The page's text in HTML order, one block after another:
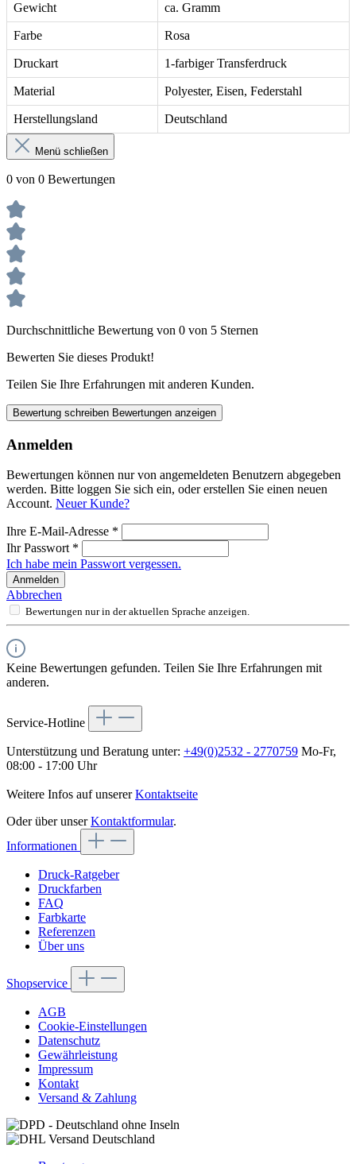
Gewicht ca. Gramm
Farbe Rosa
Druckart 1-farbiger Transferdruck
Material Polyester, Eisen, Federstahl
Herstellungsland Deutschland
Menü schließen
0 von 0 Bewertungen
Durchschnittliche Bewertung von 0 von 5 Sternen
Bewerten Sie dieses Produkt!
Teilen Sie Ihre Erfahrungen mit anderen Kunden.
Bewertung schreiben Bewertungen anzeigen
Anmelden
Bewertungen können nur von angemeldeten Benutzern abgegeben
werden. Bitte loggen Sie sich ein, oder erstellen Sie einen neuen
Account. Neuer Kunde?
Ihre E-Mail-Adresse *
Ihr Passwort *
Ich habe mein Passwort vergessen.
Anmelden
Abbrechen
Bewertungen nur in der aktuellen Sprache anzeigen.
Keine Bewertungen gefunden. Teilen Sie Ihre Erfahrungen mit
anderen.
Service-Hotline
Unterstützung und Beratung unter: +49(0)2532 - 2770759 Mo-Fr,
08:00 - 17:00 Uhr
Weitere Infos auf unsererKontaktseite
Oder über unserKontaktformular.
Informationen
Druck-Ratgeber
Druckfarben
FAQ
Farbkarte
Referenzen
Über uns
Shopservice
AGB
Cookie-Einstellungen
Datenschutz
Gewährleistung
Impressum
Kontakt
Versand & Zahlung